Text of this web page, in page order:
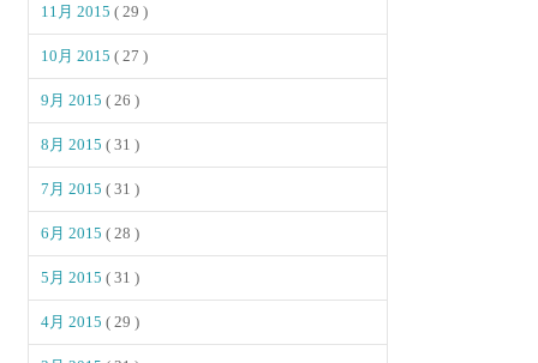
11月 2015( 29 )
10月 2015( 27 )
9月 2015( 26 )
8月 2015( 31 )
7月 2015( 31 )
6月 2015( 28 )
5月 2015( 31 )
4月 2015( 29 )